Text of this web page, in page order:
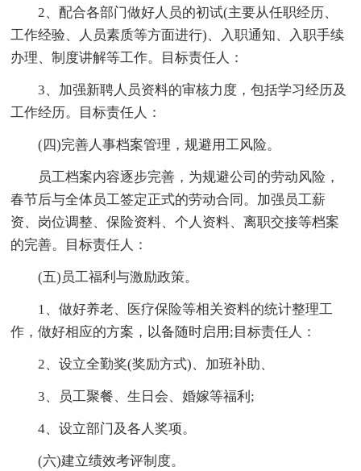
2、配合各部门做好人员的初试(主要从任职经历、
工作经验、人员素质等方面进行)、入职通知、入职手续
办理、制度讲解等工作。目标责任人：
3、加强新聘人员资料的审核力度，包括学习经历及
工作经历。目标责任人：
(四)完善人事档案管理，规避用工风险。
员工档案内容逐步完善，为规避公司的劳动风险，
春节后与全体员工签定正式的劳动合同。加强员工薪
资、岗位调整、保险资料、个人资料、离职交接等档案
的完善。目标责任人：
(五)员工福利与激励政策。
1、做好养老、医疗保险等相关资料的统计整理工
作，做好相应的方案，以备随时启用;目标责任人：
2、设立全勤奖(奖励方式)、加班补助、
3、员工聚餐、生日会、婚嫁等福利;
4、设立部门及各人奖项。
(六)建立绩效考评制度。